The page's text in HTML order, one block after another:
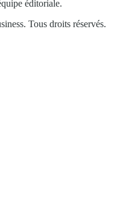
éditoriale.
Tous droits réservés.